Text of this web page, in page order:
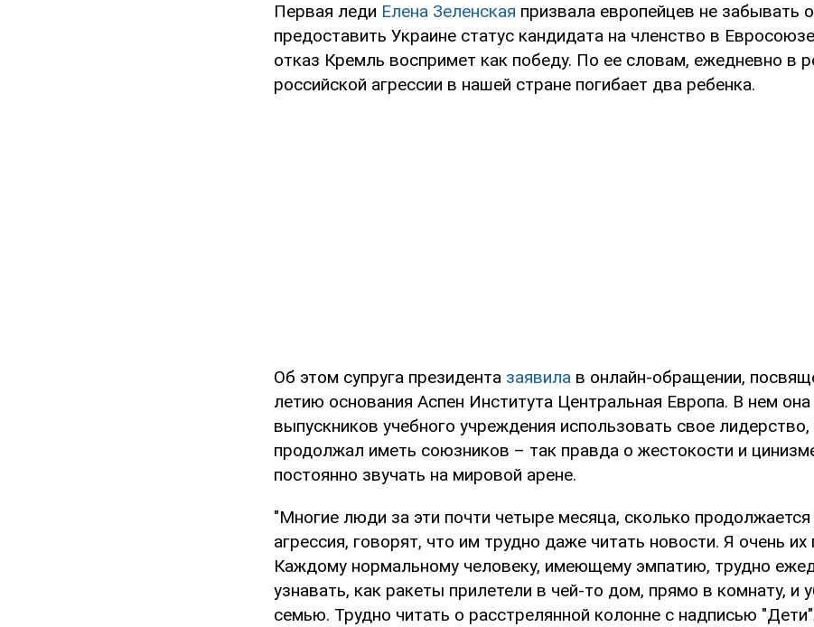
Первая леди Елена Зеленская призвала европейцев не забывать
предоставить Украине статус кандидата на членство в
отказ Кремль воспримет как победу. По ее словам, ежедневно в
российской агрессии в нашей стране погибает два ребенка.
Об этом супруга президента заявила в онлайн-обращении,
летию основания Аспен Института Центральная Европа. В нем
выпускников учебного учреждения использовать свое
продолжал иметь союзников – так правда о жестокости и
постоянно звучать на мировой арене.
"Многие люди за эти почти четыре месяца, сколько продолжается
агрессия, говорят, что им трудно даже читать новости. Я очень
Каждому нормальному человеку, имеющему эмпатию, трудно
узнавать, как ракеты прилетели в чей-то дом, прямо в комнату, и
семью. Трудно читать о расстрелянной колонне с надписью